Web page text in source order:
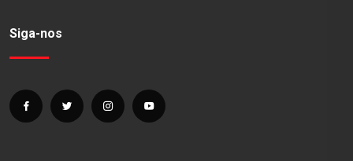
Siga-nos